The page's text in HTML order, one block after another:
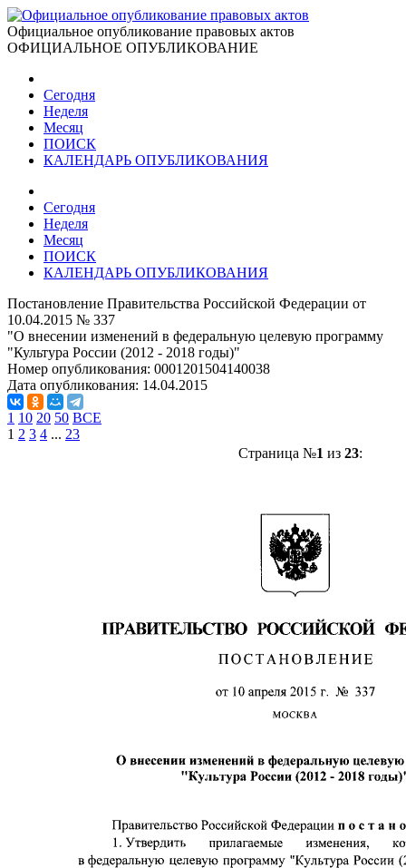
Официальное опубликование правовых актов
ОФИЦИАЛЬНОЕ ОПУБЛИКОВАНИЕ
Сегодня
Неделя
Месяц
ПОИСК
КАЛЕНДАРЬ ОПУБЛИКОВАНИЯ
Сегодня
Неделя
Месяц
ПОИСК
КАЛЕНДАРЬ ОПУБЛИКОВАНИЯ
Постановление Правительства Российской Федерации от
10.04.2015 № 337
"О внесении изменений в федеральную целевую программу
"Культура России (2012 - 2018 годы)"
Номер опубликования: 0001201504140038
Дата опубликования: 14.04.2015
1 10 20 50 ВСЕ
1 2 3 4 ... 23
Страница №1 из 23: